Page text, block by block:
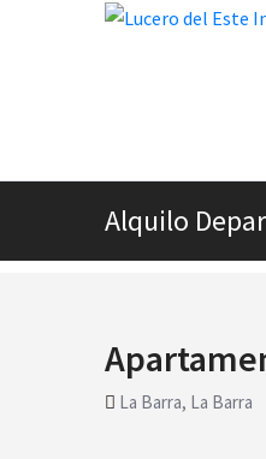
Alquilo
La Barra, La Barra